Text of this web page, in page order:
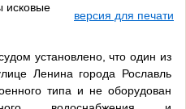
исковые
версия для печати
установлено, что один из
Ленина города Рославль
типа и не оборудован